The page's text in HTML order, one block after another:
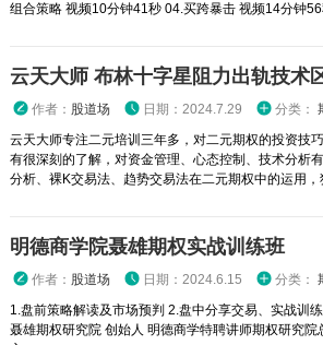
组合策略 视频10分钟41秒 04.买跨暴击 视频14分钟56
作者： 股道场 日期：2024.7.29 分类：
云天大师专注二元培训三年多，对二元期权的投资技
有很深刻的了解，对资金管理、心态控制、技术分析
分析、裸K交易法、趋势交易法在二元期权中的运用，
明德商学院聂雄期权实战训练班
作者： 股道场 日期：2024.6.15 分类：
1.盘前策略解读及市场预判 2.盘中分享交易、实战训
聂雄期权研究院 创始人 明德商学特聘讲师期权研究